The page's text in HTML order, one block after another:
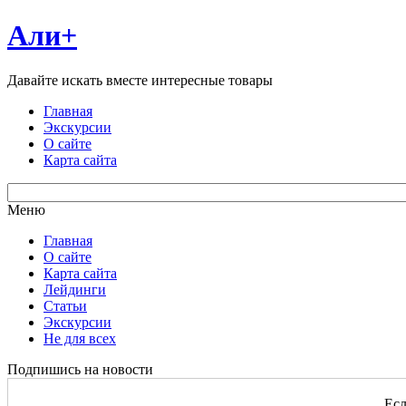
Али+
Давайте искать вместе интересные товары
Главная
Экскурсии
О сайте
Карта сайта
Меню
Главная
О сайте
Карта сайта
Лейдинги
Статьи
Экскурсии
Не для всех
Подпишись на новости